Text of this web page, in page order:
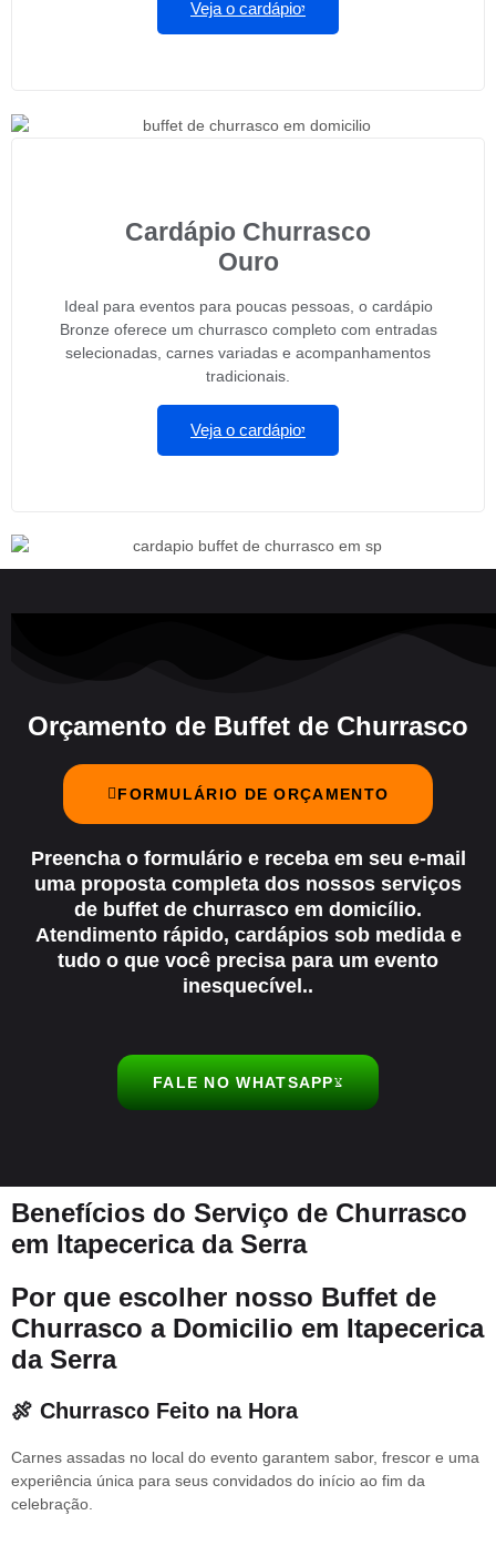
Veja o cardápio
Cardápio Churrasco
Ouro
Ideal para eventos para poucas pessoas, o cardápio
Bronze oferece um churrasco completo com entradas
selecionadas, carnes variadas e acompanhamentos
tradicionais.
Veja o cardápio
Orçamento de Buffet de Churrasco
FORMULÁRIO DE ORÇAMENTO
Preencha o formulário e receba em seu e-mail
uma proposta completa dos nossos serviços
de buffet de churrasco em domicílio.
Atendimento rápido, cardápios sob medida e
tudo o que você precisa para um evento
inesquecível..
FALE NO WHATSAPP
Benefícios do Serviço de Churrasco
em Itapecerica da Serra
Por que escolher nosso Buffet de
Churrasco a Domicilio em Itapecerica
da Serra
🍖 Churrasco Feito na Hora
Carnes assadas no local do evento garantem sabor, frescor e uma
experiência única para seus convidados do início ao fim da
celebração.